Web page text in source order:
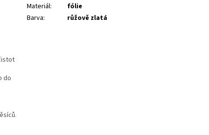
do
Materiál:
fólie
Barva: růžově zlatá